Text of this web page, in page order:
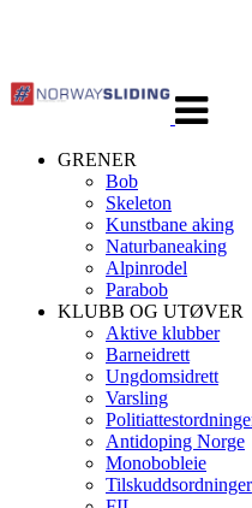
navigasjon
GRENER
Bob
Skeleton
Kunstbane aking
Naturbaneaking
Alpinrodel
Parabob
KLUBB OG UTØVER
Aktive klubber
Barneidrett
Ungdomsidrett
Varsling
Antidoping Norge
Monobobleie
Tilskuddsordninger